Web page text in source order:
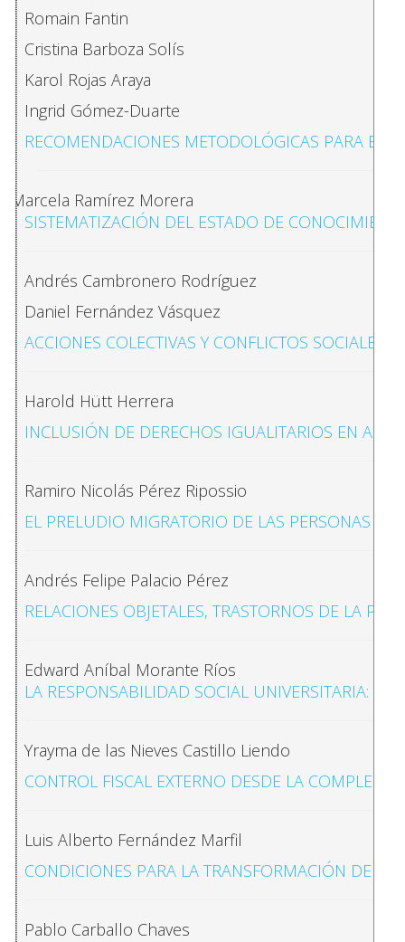
Romain Fantin
Cristina Barboza Solís
Karol Rojas Araya
Ingrid Gómez-Duarte
RECOMENDACIONES METODOLÓGICAS PARA EL
Marcela Ramírez Morera
SISTEMATIZACIÓN DEL ESTADO DE
Andrés Cambronero Rodríguez
Daniel Fernández Vásquez
ACCIONES COLECTIVAS Y CONFLICTOS
Harold Hütt Herrera
INCLUSIÓN DE DERECHOS IGUALITARIOS EN
Ramiro Nicolás Pérez Ripossio
EL PRELUDIO MIGRATORIO DE LAS PERSONAS
Andrés Felipe Palacio Pérez
RELACIONES OBJETALES, TRASTORNOS DE LA
Edward Aníbal Morante Ríos
LA RESPONSABILIDAD SOCIAL UNIVERSITARIA:
Yrayma de las Nieves Castillo Liendo
CONTROL FISCAL EXTERNO DESDE LA
Luis Alberto Fernández Marfil
CONDICIONES PARA LA TRANSFORMACIÓN
Pablo Carballo Chaves